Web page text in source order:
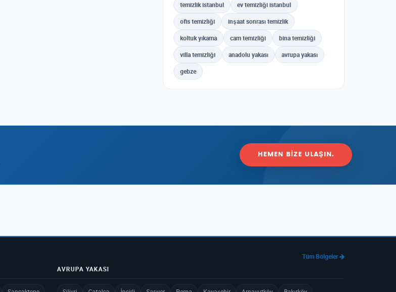
temizlik istanbul ev temizliği istanbul
ofis temizliği inşaat sonrası temizlik
koltuk yıkama cam temizliği bina temizliği
villa temizliği anadolu yakası avrupa yakası
gebze
HEMEN BIZE ULAŞIN.
Tüm Bölgeler
AVRUPA YAKASI